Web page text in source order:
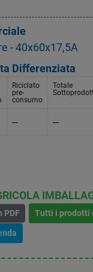
- 40x60x17,5A
Differenziata
Riciclato
pre-
consumo
Totale
-- --
PDF Tutti i prodotti